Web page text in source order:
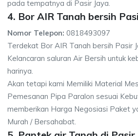
pada tempatnya di Pasir Jaya.
4. Bor AIR Tanah bersih
Nomor Telepon: 0818493097
Terdekat Bor AIR Tanah bersih Pasir
Kelancaran saluran Air Bersih untuk
harinya.
Akan tetapi kami Memiliki Material
Pemesanan Pipa Paralon sesuai
memberikan Harga Negosiasi Paket
Murah / Bersahabat.